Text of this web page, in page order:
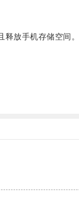
放手机存储空间。